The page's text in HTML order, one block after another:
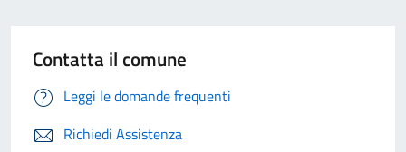
Contatta il comune
Leggi le domande frequenti
Richiedi Assistenza